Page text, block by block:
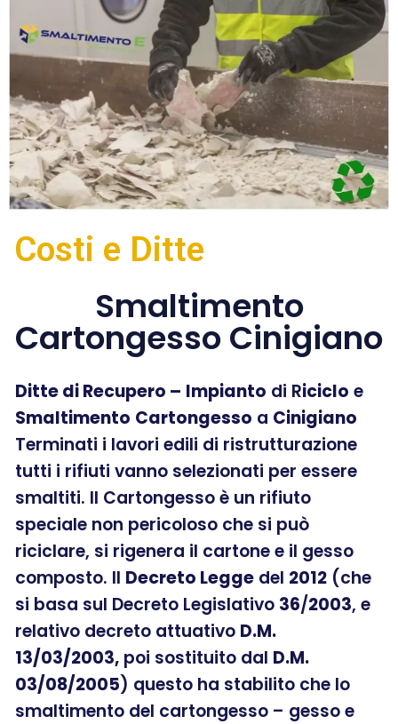
Costi e Ditte
Smaltimento
Cartongesso Cinigiano
Ditte di Recupero – Impianto di Riciclo e
Smaltimento Cartongesso a Cinigiano
Terminati i lavori edili di ristrutturazione
tutti i rifiuti vanno selezionati per essere
smaltiti. Il Cartongesso è un rifiuto
speciale non pericoloso che si può
riciclare, si rigenera il cartone e il gesso
composto. Il Decreto Legge del 2012 (che
si basa sul Decreto Legislativo 36/2003, e
relativo decreto attuativo D.M.
13/03/2003, poi sostituito dal D.M.
03/08/2005) questo ha stabilito che lo
smaltimento del cartongesso – gesso e